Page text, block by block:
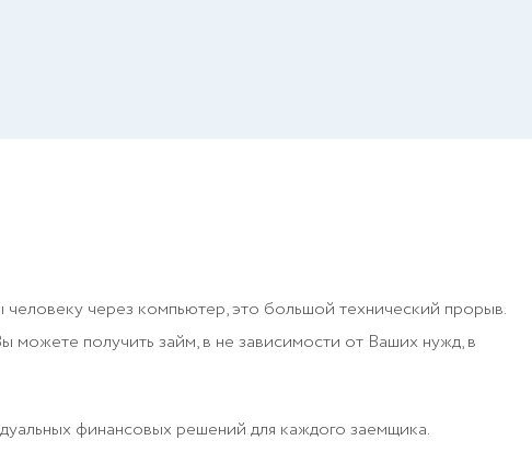
через компьютер, это большой технический прорыв.
получить займ, в не зависимости от Ваших нужд, в
финансовых решений для каждого заемщика.